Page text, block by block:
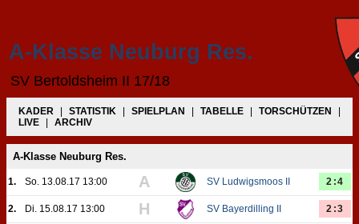
A-Klasse Neuburg Res.
SV Bertoldsheim II 17/18
KADER STATISTIK SPIELPLAN TABELLE TORSCHÜTZEN
LIVE
ARCHIV
A-Klasse Neuburg Res.
1. So. 13.08.17 13:00 A SV Ludwigsmoos II 2:4
2. Di. 15.08.17 13:00 H SV Bayerdilling II 2:3